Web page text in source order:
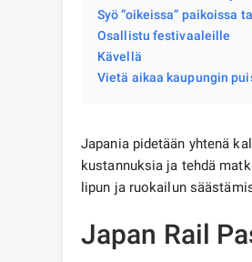
Syö ”oikeissa” paikoissa
Osallistu festivaaleille
Kävellä
Vietä aikaa kaupungin
Japania pidetään yhtenä
kustannuksia ja tehdä
lipun ja ruokailun
Japan Rail